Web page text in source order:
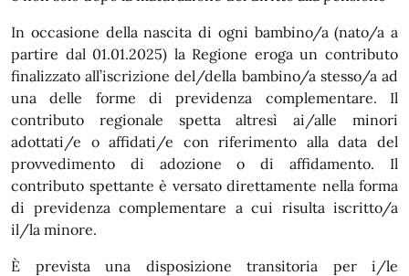
In occasione della nascita di ogni bambino/a (nato/a a
partire dal 01.01.2025) la Regione eroga un contributo
finalizzato all’iscrizione del/della bambino/a stesso/a ad
una delle forme di previdenza complementare. Il
contributo regionale spetta altresì ai/alle minori
adottati/e o affidati/e con riferimento alla data del
provvedimento di adozione o di affidamento. Il
contributo spettante è versato direttamente nella forma
di previdenza complementare a cui risulta iscritto/a
il/la minore.
È prevista una disposizione transitoria per i/le